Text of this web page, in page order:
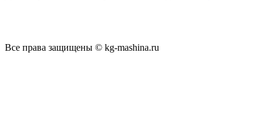
Все права защищены © kg-mashina.ru